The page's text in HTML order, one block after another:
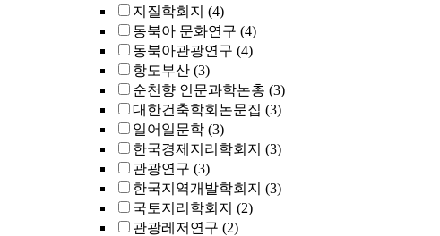
지질학회지 (4)
동북아 문화연구 (4)
동북아관광연구 (4)
항도부산 (3)
순천향 인문과학논총 (3)
대한건축학회논문집 (3)
일어일문학 (3)
한국경제지리학회지 (3)
관광연구 (3)
한국지역개발학회지 (3)
국토지리학회지 (2)
관광레저연구 (2)